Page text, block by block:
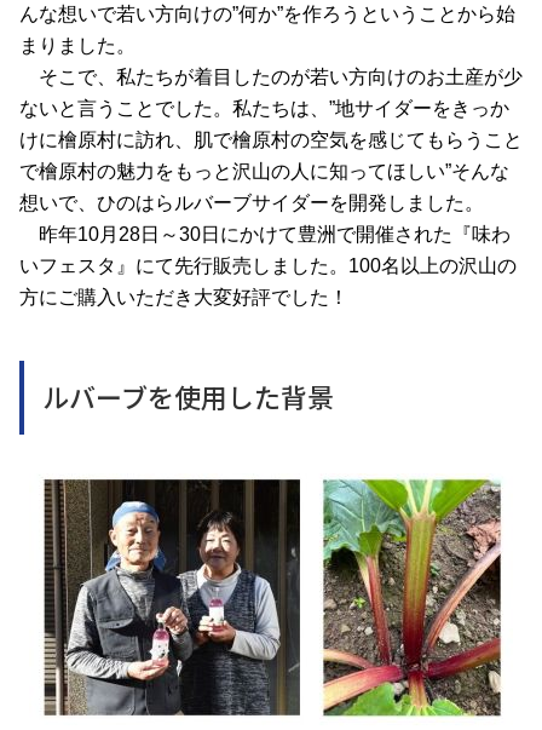
んな想いで若い方向けの”何か”を作ろうということから始
まりました。
そこで、私たちが着目したのが若い方向けのお土産が少
ないと言うことでした。私たちは、”地サイダーをきっか
けに檜原村に訪れ、肌で檜原村の空気を感じてもらうこと
で檜原村の魅力をもっと沢山の人に知ってほしい”そんな
想いで、ひのはらルバーブサイダーを開発しました。
昨年10月28日～30日にかけて豊洲で開催された『味わ
いフェスタ』にて先行販売しました。100名以上の沢山の
方にご購入いただき大変好評でした！
ルバーブを使用した背景